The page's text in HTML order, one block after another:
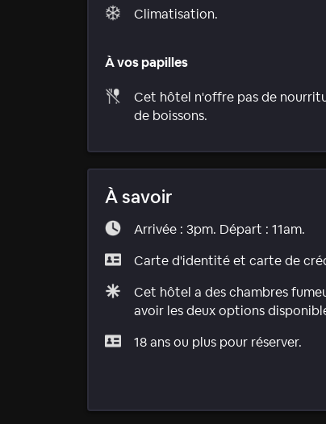
Climatisation.
À vos papilles
Cet hôtel n'offre pas de
de boissons.
À savoir
Arrivée : 3pm. Départ : 11am.
Carte d'identité et carte de
Cet hôtel a des chambres
avoir les deux options
18 ans ou plus pour réserver.